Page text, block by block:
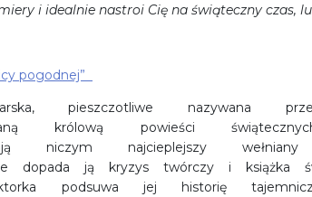
i idealnie nastroi Cię na świąteczny czas,
pogodnej”
pieszczotliwe nazywana
królową powieści
niczym najcieplejszy
dopada ją kryzys twórczy i książka
podsuwa jej historię